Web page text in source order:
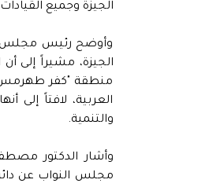
الجيزة وجميع
وأوضح رئيس مجلس
الجيزة، مشيراً إلى
منطقة "كفر
العربية، لافتاً إلى
والتنمية.
وأشار الدكتور
مجلس النواب عن